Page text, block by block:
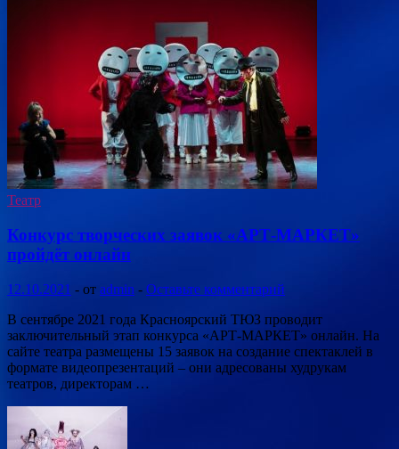
Театр
Конкурс творческих заявок «АРТ-МАРКЕТ»
пройдёт онлайн
12.10.2021 - от admin - Оставьте комментарий
В сентябре 2021 года Красноярский ТЮЗ проводит
заключительный этап конкурса «АРТ-МАРКЕТ» онлайн. На
сайте театра размещены 15 заявок на создание спектаклей в
формате видеопрезентаций – они адресованы худрукам
театров, директорам …